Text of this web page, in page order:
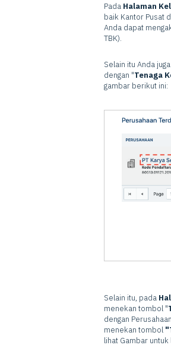
Pada Halaman
baik Kantor Pusat
Anda dapat
TBK).
Selain itu Anda
dengan "Tenaga
gambar berikut ini:
Selain itu, pada
menekan tombol "
dengan
menekan tombol
lihat Gambar